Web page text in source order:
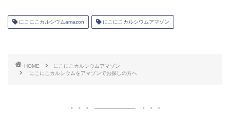
にこにこカルシウムamazon にこにこカルシウムアマゾン
HOME
にこにこカルシウムアマゾン
にこにこカルシウムをアマゾンでお探しの方へ